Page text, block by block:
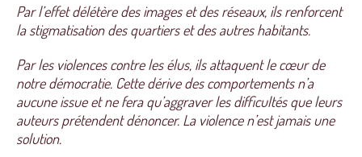
Par l’effet délétère des images et des réseaux, ils renforcent
la stigmatisation des quartiers et des autres habitants.
Par les violences contre les élus, ils attaquent le cœur de
notre démocratie. Cette dérive des comportements n’a
aucune issue et ne fera qu’aggraver les difficultés que leurs
auteurs prétendent dénoncer. La violence n’est jamais une
solution.